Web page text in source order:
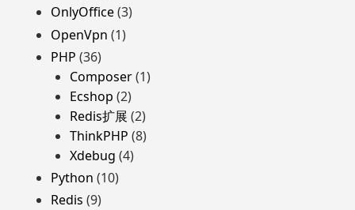
OnlyOffice(3)
OpenVpn (1)
PHP (36)
Composer(1)
Ecshop (2)
Redis扩展 (2)
ThinkPHP (8)
Xdebug (4)
Python (10)
Redis (9)